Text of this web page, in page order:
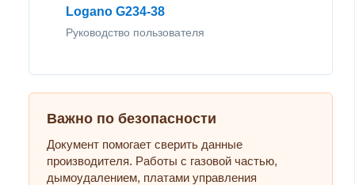
Logano G234-38
Руководство пользователя
Важно по безопасности
Документ помогает сверить данные
производителя. Работы с газовой частью,
дымоудалением, платами управления